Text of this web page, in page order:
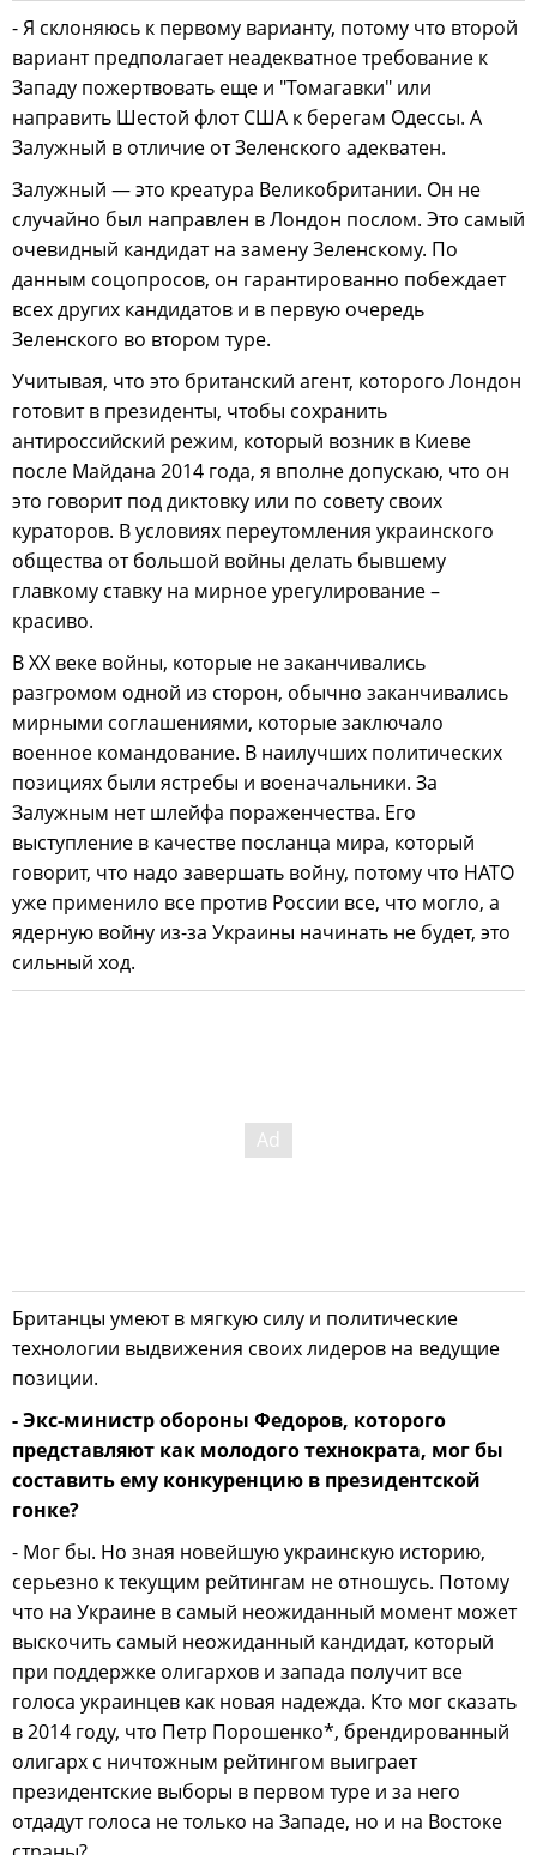
- Я склоняюсь к первому варианту, потому что второй
вариант предполагает неадекватное требование к
Западу пожертвовать еще и "Томагавки" или
направить Шестой флот США к берегам Одессы. А
Залужный в отличие от Зеленского адекватен.
Залужный — это креатура Великобритании. Он не
случайно был направлен в Лондон послом. Это самый
очевидный кандидат на замену Зеленскому. По
данным соцопросов, он гарантированно побеждает
всех других кандидатов и в первую очередь
Зеленского во втором туре.
Учитывая, что это британский агент, которого Лондон
готовит в президенты, чтобы сохранить
антироссийский режим, который возник в Киеве
после Майдана 2014 года, я вполне допускаю, что он
это говорит под диктовку или по совету своих
кураторов. В условиях переутомления украинского
общества от большой войны делать бывшему
главкому ставку на мирное урегулирование –
красиво.
В XX веке войны, которые не заканчивались
разгромом одной из сторон, обычно заканчивались
мирными соглашениями, которые заключало
военное командование. В наилучших политических
позициях были ястребы и военачальники. За
Залужным нет шлейфа пораженчества. Его
выступление в качестве посланца мира, который
говорит, что надо завершать войну, потому что НАТО
уже применило все против России все, что могло, а
ядерную войну из-за Украины начинать не будет, это
сильный ход.
Британцы умеют в мягкую силу и политические
технологии выдвижения своих лидеров на ведущие
позиции.
- Экс-министр обороны Федоров, которого
представляют как молодого технократа, мог бы
составить ему конкуренцию в президентской
гонке?
- Мог бы. Но зная новейшую украинскую историю,
серьезно к текущим рейтингам не отношусь. Потому
что на Украине в самый неожиданный момент может
выскочить самый неожиданный кандидат, который
при поддержке олигархов и запада получит все
голоса украинцев как новая надежда. Кто мог сказать
в 2014 году, что Петр Порошенко*, брендированный
олигарх с ничтожным рейтингом выиграет
президентские выборы в первом туре и за него
отдадут голоса не только на Западе, но и на Востоке